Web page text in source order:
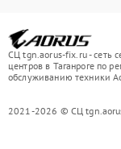
СЦ tgn.aorus-fix.ru - сеть
центров в Таганроге по
обслуживанию техники
2021-2026 © СЦ